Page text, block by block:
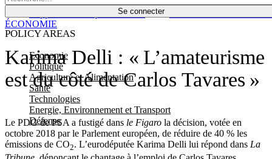
Se connecter
POLICY AREAS
Economie
Politique
Agriculture et Alimentation
Santé
Technologies
Energie, Environnement et Transport
Défense
Économie
Karima Delli : « L’amateurisme
est du côté de Carlos Tavares »
Le PDG de PSA a fustigé dans le Figaro la décision, votée en
octobre 2018 par le Parlement européen, de réduire de 40 % les
émissions de CO2. L’eurodéputée Karima Delli lui répond dans La
ÉCONOMIE